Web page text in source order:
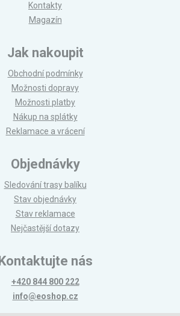
Kontakty
Magazín
Jak nakoupit
Obchodní podmínky
Možnosti dopravy
Možnosti platby
Nákup na splátky
Reklamace a vrácení
Objednávky
Sledování trasy balíku
Stav objednávky
Stav reklamace
Nejčastější dotazy
Kontaktujte nás
+420 844 800 222
info@eoshop.cz